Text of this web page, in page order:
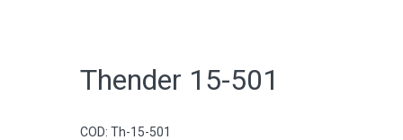
Thender 15-501
COD: Th-15-501